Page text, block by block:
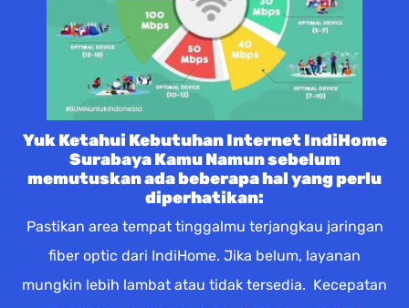
Yuk Ketahui Kebutuhan Internet IndiHome
Surabaya Kamu Namun sebelum
memutuskan ada beberapa hal yang perlu
diperhatikan:
Pastikan area tempat tinggalmu terjangkau jaringan
fiber optic dari IndiHome. Jika belum, layanan
mungkin lebih lambat atau tidak tersedia. Kecepatan